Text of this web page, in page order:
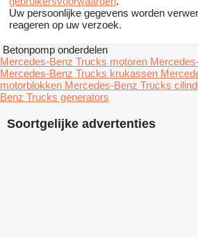
Uw persoonlijke gegevens worden
reageren op uw verzoek.
Soortgelijke advertenties
Betonpomp onderdelen
Mercedes-Benz Trucks motoren
Mercedes-Benz Trucks krukassen
motorblokken Mercedes-Benz Trucks
Benz Trucks generators